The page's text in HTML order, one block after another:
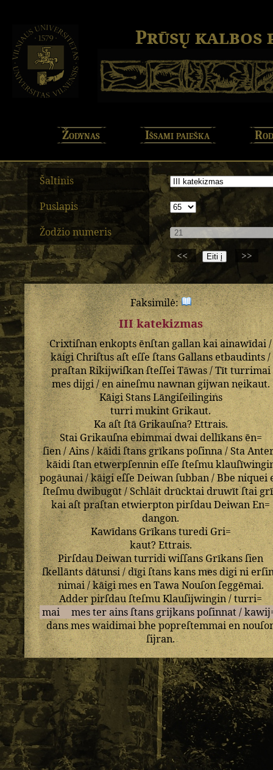
Prūsų kalbos
Žodynas Išsami paieška
Šaltinis
Puslapis
Žodžio numeris
<<
>>
Faksimilė:
III katekizmas
Crixtiſnanenkopts ēnſtangallankaiainawīdai/
kāigiChriſtusaſteſſeſtansGallansetbaudints/
praſtanRikijwiſkanſteſſeiTāwas/Tītturrimai
mesdijgi/enaineſmunawnangijwanneikaut.
KāigiStansLāngiſeilingins
turrimukintGrikaut.
KaaſtſtāGrikauſna?Ettrais.
StaiGrikauſnaebimmaidwaidellīkansēn=
ſien/Ains/kāidiſtansgrīkanspoſinna/Sta
kāidiſtanetwerpſennineſſe ſteſmu
pogāunai/kāigieſſeDeiwanſubban/Bbeniquei
ſteſmudwibugūt/Schlāitdrūcktai druwītſtai
kaiaſt praſtan etwierptonpirſdau DeiwanEn=
dangon.
KawīdansGrīkansturediGri=
kaut?Ettrais.
PirſdauDeiwanturridiwiſſans Grīkans ſien
ſkellāntsdātunsi/dīgiſtanskansmesdigini
nimai/kāigimesenTawaNouſonſeggēmai.
Adderpirſdauſteſmu Klauſijwingin/turri=
mai
mes ter ains ſtans grijkans poſinnat/
dansmeswaidimaibhepopreſtemmai en
ſijran.